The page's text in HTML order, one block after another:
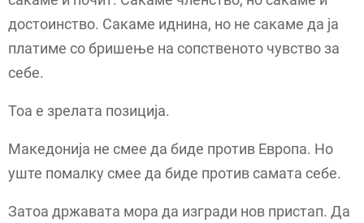
достоинство. Сакаме иднина, но не сакаме да ја
платиме со бришење на сопственото чувство за
себе.
Тоа е зрелата позиција.
Македонија не смее да биде против Европа. Но
уште помалку смее да биде против самата себе.
Затоа државата мора да изгради нов пристап. Да